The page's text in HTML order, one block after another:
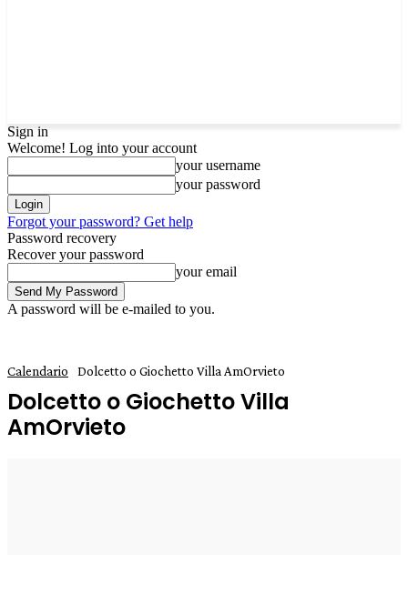
Sign in
Welcome! Log into your account
your username
your password
Forgot your password? Get help
Password recovery
Recover your password
your email
A password will be e-mailed to you.
Calendario Dolcetto o Giochetto Villa AmOrvieto
Dolcetto o Giochetto Villa
AmOrvieto